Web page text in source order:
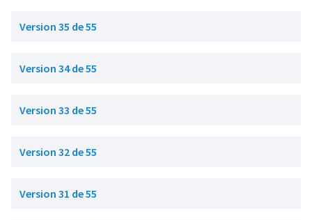
Version 35 de 55
Version 34 de 55
Version 33 de 55
Version 32 de 55
Version 31 de 55